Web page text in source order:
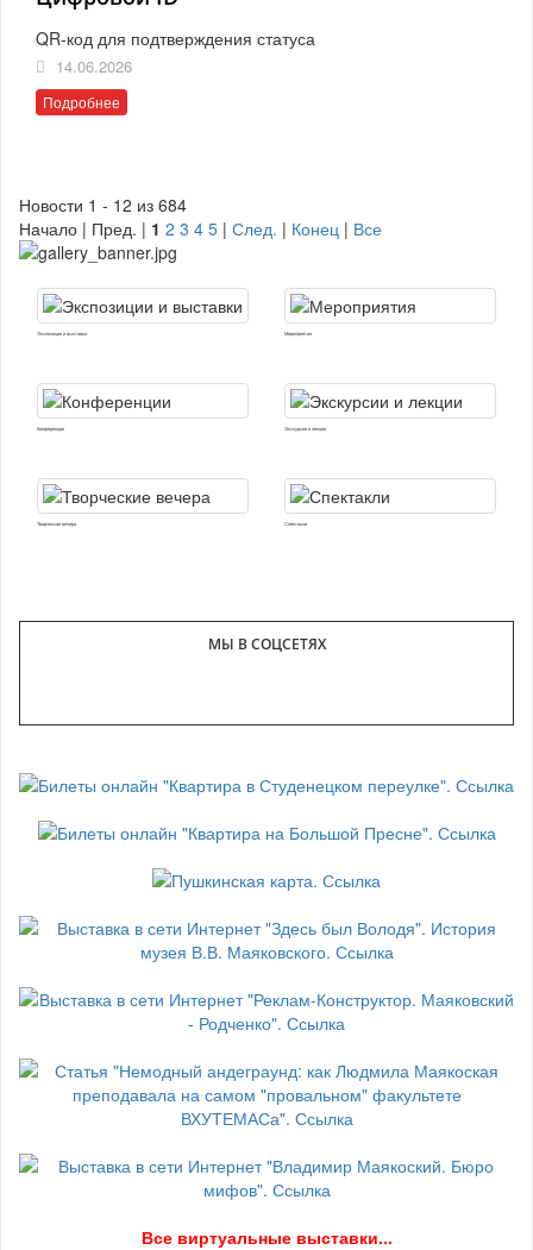
QR-код для подтверждения статуса
14.06.2026
Подробнее
Новости 1 - 12 из 684
Начало | Пред. | 1 2 3 4 5 | След. | Конец | Все
Экспозиции и выставки Мероприятия
Конференции Экскурсии и лекции
Творческие вечера Спектакли
МЫ В СОЦСЕТЯХ
Все виртуальные выставки...